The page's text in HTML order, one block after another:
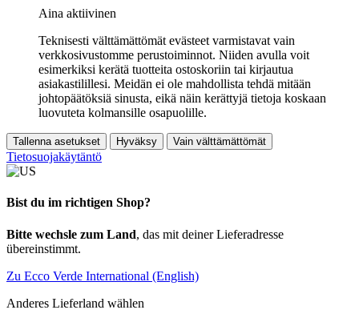
Aina aktiivinen
Teknisesti välttämättömät evästeet varmistavat vain
verkkosivustomme perustoiminnot. Niiden avulla voit
esimerkiksi kerätä tuotteita ostoskoriin tai kirjautua
asiakastilillesi. Meidän ei ole mahdollista tehdä mitään
johtopäätöksiä sinusta, eikä näin kerättyjä tietoja koskaan
luovuteta kolmansille osapuolille.
Tallenna asetukset Hyväksy Vain välttämättömät
Tietosuojakäytäntö
Bist du im richtigen Shop?
Bitte wechsle zum Land, das mit deiner Lieferadresse
übereinstimmt.
Zu Ecco Verde International (English)
Anderes Lieferland wählen